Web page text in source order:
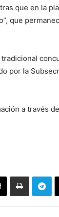
que en la
que
por la
a través